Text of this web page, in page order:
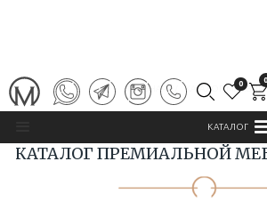
0 0
КАТАЛОГ
ГЛАВНАЯ КАТАЛОГ MAKBUL
КАТАЛОГ ПРЕМИАЛЬНОЙ